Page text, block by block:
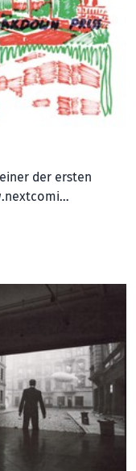
der ersten